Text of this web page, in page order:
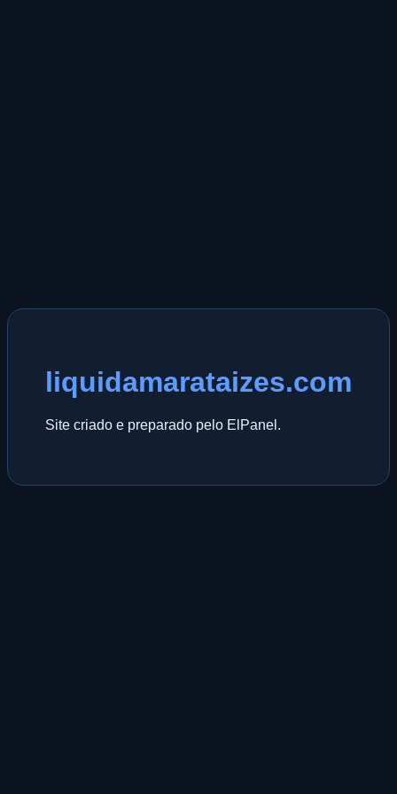
liquidamarataizes.com
Site criado e preparado pelo ElPanel.